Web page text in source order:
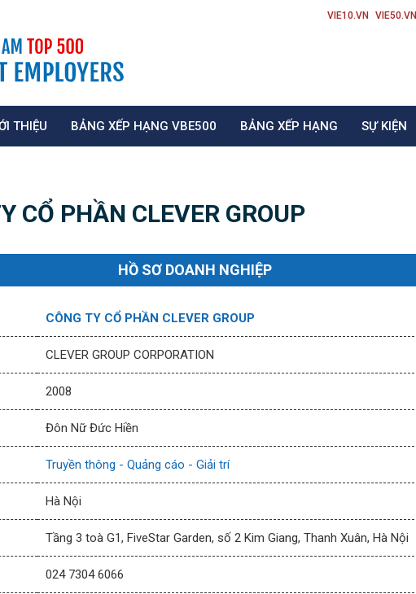
VIE10.VN VIE50.VN
THIỆU BẢNG XẾP HẠNG VBE500 BẢNG XẾP HẠNG SỰ KIỆN
CỔ PHẦN CLEVER GROUP
HỒ SƠ DOANH NGHIỆP
CÔNG TY CỔ PHẦN CLEVER GROUP
CLEVER GROUP CORPORATION
2008
Đôn Nữ Đức Hiền
Truyền thông - Quảng cáo - Giải trí
Hà Nội
Tầng 3 toà G1, FiveStar Garden, số 2 Kim Giang, Thanh Xuân, Hà Nội
024 7304 6066